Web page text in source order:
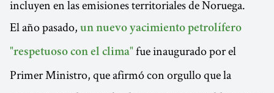
incluyen en las emisiones territoriales de Noruega.
El año pasado, un nuevo yacimiento petrolífero
"respetuoso con el clima" fue inaugurado por el
Primer Ministro, que afirmó con orgullo que la